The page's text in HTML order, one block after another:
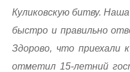
Куликовскую битву.
быстро и правильно
Здорово, что приехали
отметил 15-летний